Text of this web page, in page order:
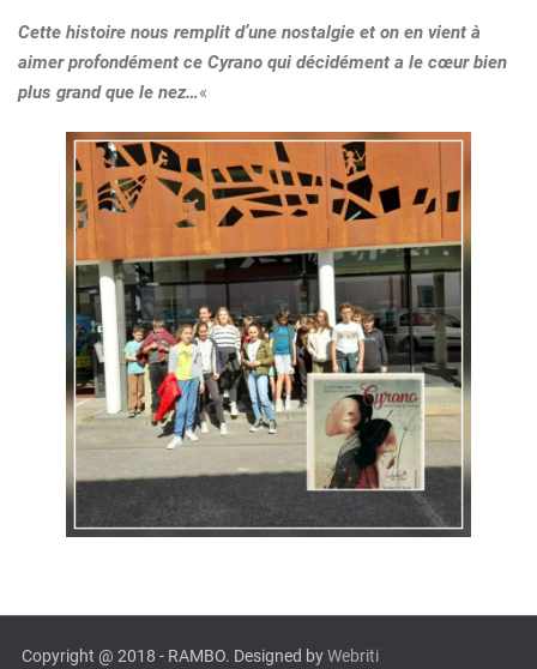
Cette histoire nous remplit d’une nostalgie et on en vient à
aimer profondément ce Cyrano qui décidément a le cœur bien
plus grand que le nez…«
Copyright @ 2018 - RAMBO. Designed byWebriti